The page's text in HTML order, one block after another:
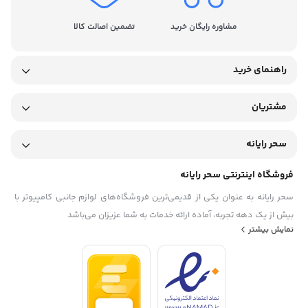
مشاوره رایگان خرید تضمین اصالت کالا
راهنمای خرید
مشتریان
سحر رایانه
فروشگاه اینترنتی سحر رایانه
سحر رایانه به عنوان یکی از قدیمی‌ترین فروشگاه‌های لوازم جانبی کامپیوتر با
بیش از یک دهه تجربه، آماده ارائه خدمات به شما عزیزان می‌باشد
نمایش بیشتر